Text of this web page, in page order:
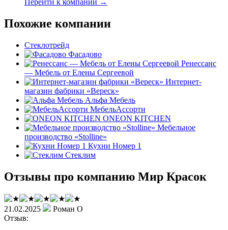
Перейти к компании →
Похожие компании
Стеклотрейд
Фасадово
Ренессанс
— Мебель от Елены Сергеевой
Интернет-
магазин фабрики «Вереск»
Альфа Мебель
МебельАссорти
ONEON KITCHEN
Мебельное
производство «Stolline»
Кухни Номер 1
Стеклим
Отзывы про компанию Мир Красок
21.02.2025
Роман О
Отзыв: